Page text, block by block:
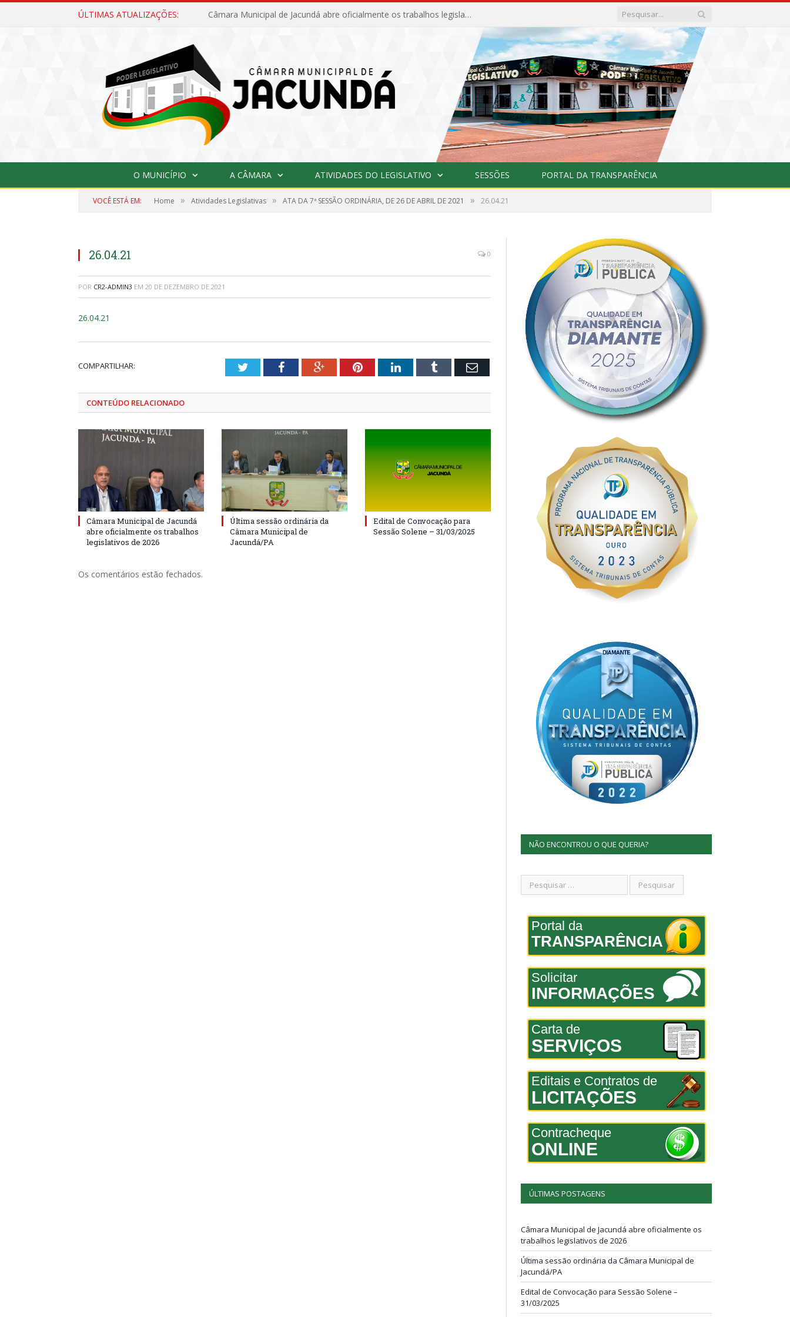
ÚLTIMAS ATUALIZAÇÕES: Câmara Municipal de Jacundá abre oficialmente os trabalhos legislativos de 2026
O MUNICÍPIO A CÂMARA ATIVIDADES DO LEGISLATIVO SESSÕES PORTAL DA TRANSPARÊNCIA
VOCÊ ESTÁ EM: Home » Atividades Legislativas » ATA DA 7ª SESSÃO ORDINÁRIA, DE 26 DE ABRIL DE 2021 » 26.04.21
26.04.21 0
POR CR2-ADMIN3 EM 20 DE DEZEMBRO DE 2021
26.04.21
COMPARTILHAR: TwitterFacebookGoogle+PinterestLinkedInTumblr Email
CONTEÚDO RELACIONADO
Câmara Municipal de Jacundá
abre oficialmente os trabalhos
legislativos de 2026
Última sessão ordinária da
Câmara Municipal de
Jacundá/PA
Edital de Convocação para
Sessão Solene – 31/03/2025
Os comentários estão fechados.
NÃO ENCONTROU O QUE QUERIA?
Portal da
TRANSPARÊNCIA
Solicitar
INFORMAÇÕES
Carta de
SERVIÇOS
Editais e Contratos de
LICITAÇÕES
Contracheque
ONLINE
ÚLTIMAS POSTAGENS
Câmara Municipal de Jacundá abre oficialmente os
trabalhos legislativos de 2026
Última sessão ordinária da Câmara Municipal de
Jacundá/PA
Edital de Convocação para Sessão Solene –
31/03/2025